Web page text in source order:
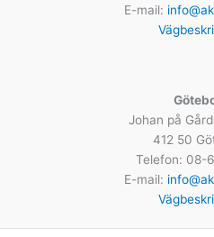
E-mail:
Johan på
412 50
Telefon: 08-
E-mail: